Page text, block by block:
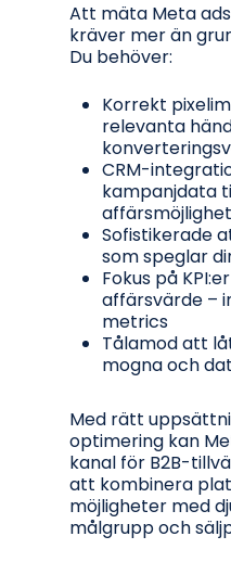
Att mäta Meta
kräver mer än
Du behöver:
Korrekt
relevanta
CRM-
kampanjdata
Sofistikerade
som speglar
Fokus på
affärsvärde –
metrics
Tålamod att
mogna och
Med rätt
optimering kan
kanal för B2B-
att kombinera
möjligheter med
målgrupp och